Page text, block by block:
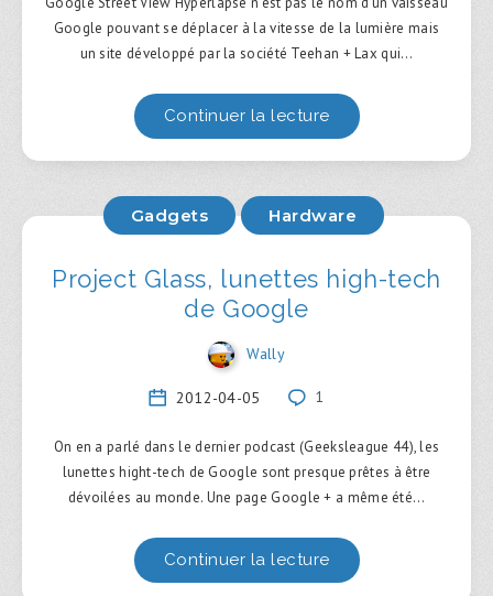
Google pouvant se déplacer à la vitesse de la lumière mais
un site développé par la société Teehan + Lax qui…
Continuer la lecture
Gadgets Hardware
Project Glass, lunettes high-tech
de Google
Wally
2012-04-05 1
On en a parlé dans le dernier podcast (Geeksleague 44), les
lunettes hight-tech de Google sont presque prêtes à être
dévoilées au monde. Une page Google + a même été…
Continuer la lecture